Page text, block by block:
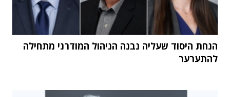
הנחת היסוד שעליה נבנה הניהול המודרני מתחילה
להתערער